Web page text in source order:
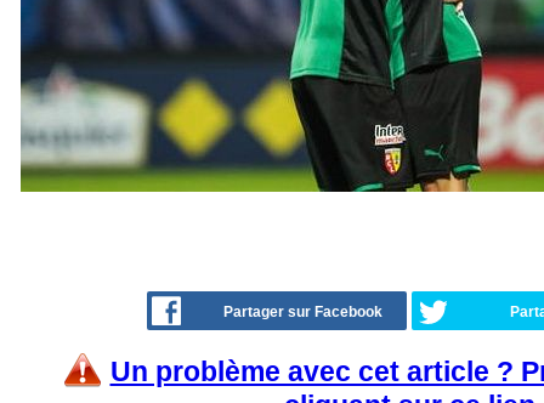
Partager sur Facebook
Un problème avec cet article ?